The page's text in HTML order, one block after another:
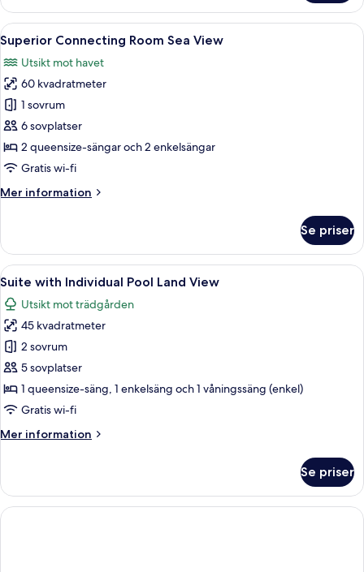
Connecting
Room
Land
View
Öppna
alla
foton
för
Superior
Connecting
Room
Sea
Superior Connecting Room Sea
6
Superior Connecting Room Sea View
Utsikt mot havet
60 kvadratmeter
1 sovrum
6 sovplatser
2 queensize-sängar och 2 enkelsängar
Gratis wi-fi
Mer information
Mer
Connecting
Room
Sea
View
Se priser
Öppna
alla
foton
för
Suite
with
Individual
Pool
View
Ett område vid poolen med
13
Suite with Individual Pool Land View
Utsikt mot trädgården
45 kvadratmeter
2 sovrum
5 sovplatser
1 queensize-säng, 1 enkelsäng och 1 våningssäng (enkel)
Gratis wi-fi
Mer information
Mer
with
Individual
Pool
Se priser